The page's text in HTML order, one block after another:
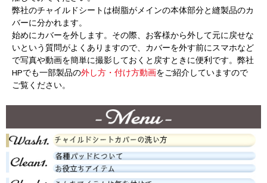
弊社のチャイルドシートは樹脂がメインの本体部分と縫製品のカ
バーに分かれます。
始めにカバーを外します。その際、お客様から外して元に戻せな
いという質問がよくありますので、カバーを外す前にスマホなど
で写真や動画を簡単に撮影しておくと戻すときに便利です。弊社
HPでも一部製品の外し方・付け方動画をご紹介していますので
ご覧ください。